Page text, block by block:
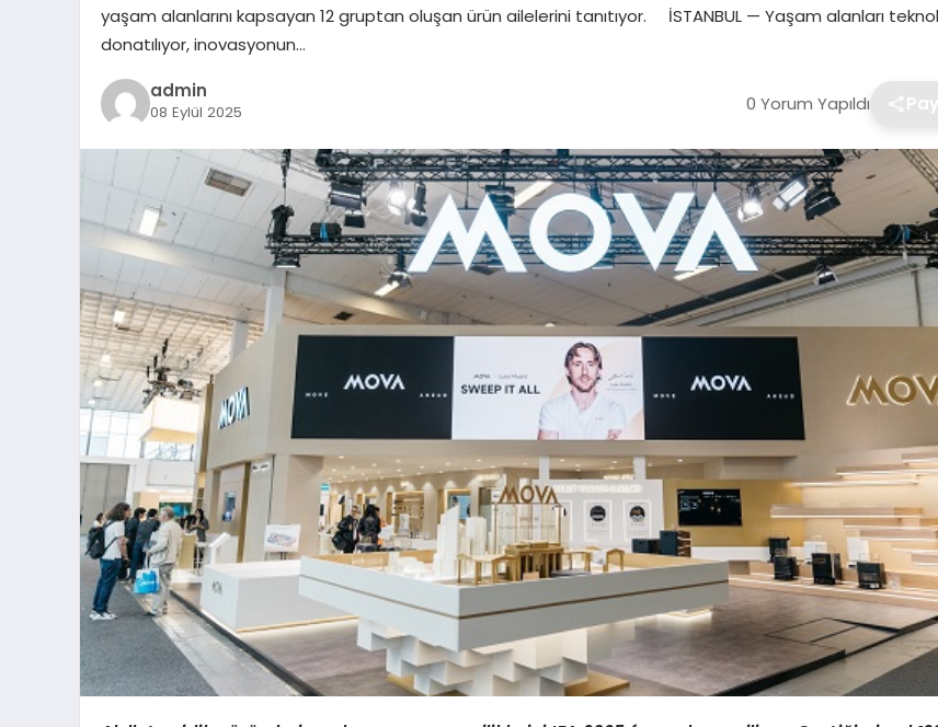
yaşam alanlarını kapsayan 12 gruptan oluşan ürün ailelerini tanıtıyor. İSTANBUL — Yaşam alanları
donatılıyor, inovasyonun…
admin
08 Eylül 2025 0 Yorum Yapıldı